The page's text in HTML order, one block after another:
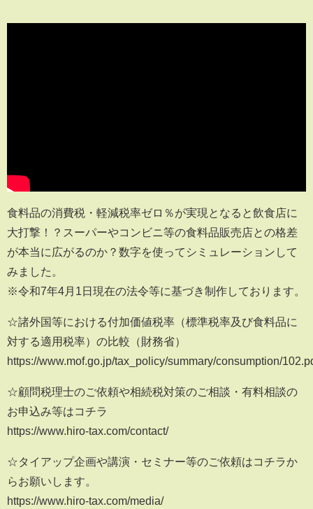
食料品の消費税・軽減税率ゼロ％が実現となると飲食店に
大打撃！？スーパーやコンビニ等の食料品販売店との格差
が本当に広がるのか？数字を使ってシミュレーションして
みました。
※令和7年4月1日現在の法令等に基づき制作しております。
☆諸外国等における付加価値税率（標準税率及び⾷料品に
対する適⽤税率）の⽐較（財務省）
https://www.mof.go.jp/tax_policy/summary/consumption/
☆顧問税理士のご依頼や相続税対策のご相談・有料相談の
お申込み等はコチラ
https://www.hiro-tax.com/contact/
☆タイアップ企画や講演・セミナー等のご依頼はコチラか
らお願いします。
https://www.hiro-tax.com/media/